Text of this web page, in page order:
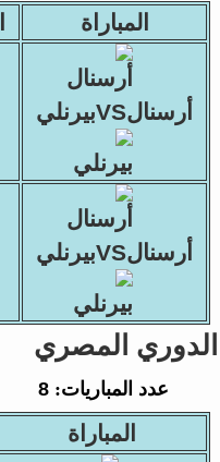
المباراة
أرسنالVSبيرنلي
أرسنالVSبيرنلي
الدوري المصري
عدد المباريات:8
المباراة